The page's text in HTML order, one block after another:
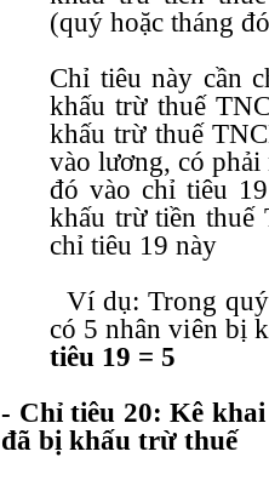
(quý hoặc tháng
Chỉ tiêu này cần
khấu trừ thuế
khấu trừ thuế
vào lương, có
đó vào chỉ tiêu
khấu trừ tiền
chỉ tiêu 19 này
Ví dụ: Trong
có 5 nhân viên bị
tiêu 19 = 5
- Chỉ tiêu 20: Kê
đã bị khấu trừ thuế